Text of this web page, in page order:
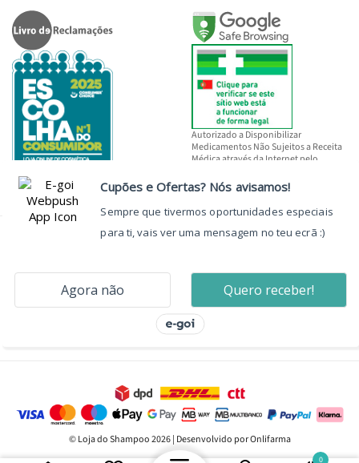
0
Autorizado a Disponibilizar
Medicamentos Não Sujeitos a Receita
Médica através da Internet pelo
© Loja do Shampoo 2026 | Desenvolvido por Onlifarma